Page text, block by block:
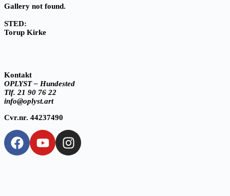
Gallery not found.
STED:
Torup Kirke
Kontakt
OPLYST – Hundested
Tlf. 21 90 76 22
info@oplyst.art
Cvr.nr. 44237490